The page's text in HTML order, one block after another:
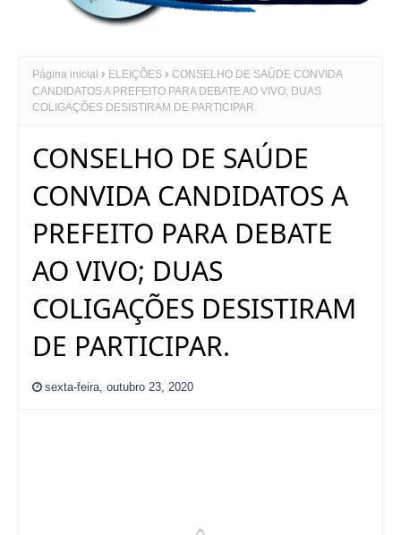
Página inicial ELEIÇÕES
CONSELHO DE SAÚDE CONVIDA
CANDIDATOS A PREFEITO PARA DEBATE AO VIVO; DUAS
COLIGAÇÕES DESISTIRAM DE PARTICIPAR.
CONSELHO DE SAÚDE
CONVIDA CANDIDATOS A
PREFEITO PARA DEBATE
AO VIVO; DUAS
COLIGAÇÕES DESISTIRAM
DE PARTICIPAR.
sexta-feira, outubro 23, 2020